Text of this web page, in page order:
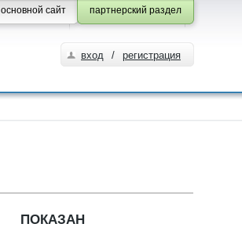
партнерский раздел
основной сайт
вход / регистрация
ПОКАЗАН